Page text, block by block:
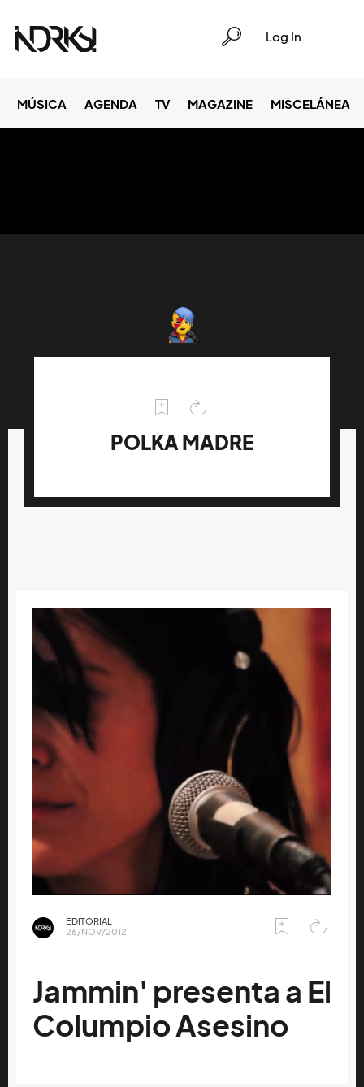
Log In
MÚSICA AGENDA TV MAGAZINE MISCELÁNEA
POLKA MADRE
EDITORIAL
26/NOV/2012
Jammin' presenta a El
Columpio Asesino